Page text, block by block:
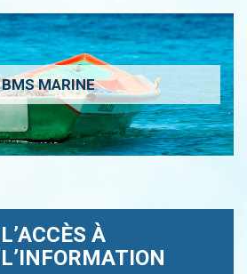
BMS MARINE
L’ACCÈS À
L’INFORMATION